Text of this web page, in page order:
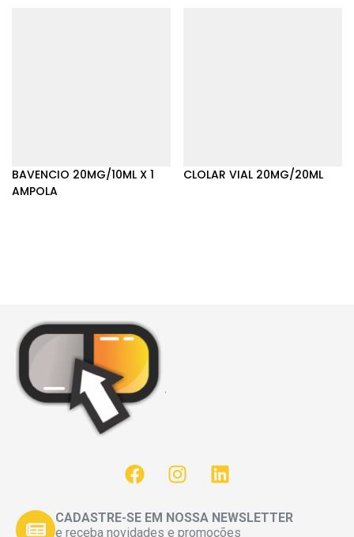
BAVENCIO 20MG/10ML X 1
AMPOLA
CLOLAR VIAL 20MG/20ML
CADASTRE-SE EM NOSSA NEWSLETTER
e receba novidades e promoções